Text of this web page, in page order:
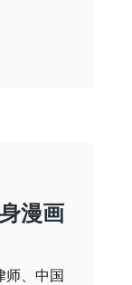
漫画
师、中国